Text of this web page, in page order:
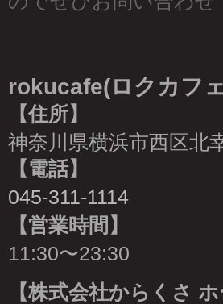
rokucafe(ロクカフ
【住所】
神奈川県横浜市西区北
【電話】
045-311-1114
【営業時間】
11:30〜23:30
【株式会社からくさ ホ